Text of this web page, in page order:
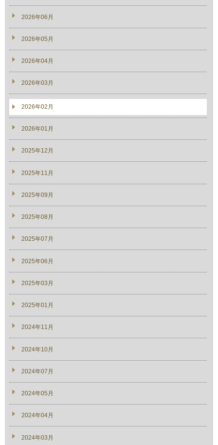
2026年06月
2026年05月
2026年04月
2026年03月
2026年02月
2026年01月
2025年12月
2025年11月
2025年09月
2025年08月
2025年07月
2025年06月
2025年03月
2025年01月
2024年11月
2024年10月
2024年07月
2024年05月
2024年04月
2024年03月